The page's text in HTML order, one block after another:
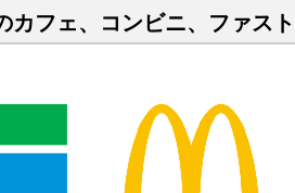
カフェ、コンビニ、ファス